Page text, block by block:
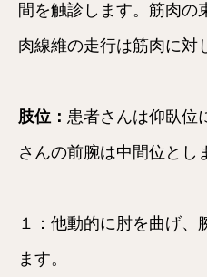
間を触診します。筋肉の
肉線維の走行は筋肉に対
肢位： 患者さんは仰臥位
さんの前腕は中間位とし
１：他動的に肘を曲げ、
ます。